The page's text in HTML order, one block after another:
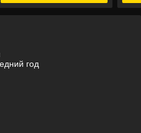
год